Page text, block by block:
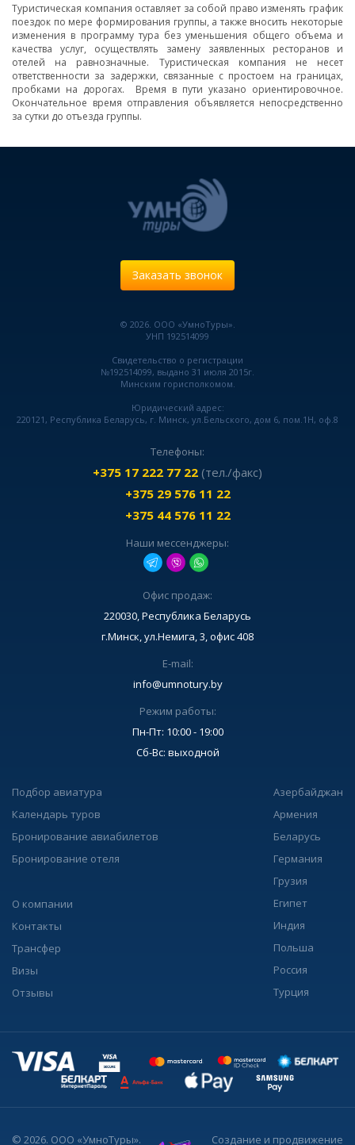
Туристическая компания оставляет за собой право изменять график
поездок по мере формирования группы, а также вносить некоторые
изменения в программу тура без уменьшения общего объема и
качества услуг, осуществлять замену заявленных ресторанов и
отелей на равнозначные. Туристическая компания не несет
ответственности за задержки, связанные с простоем на границах,
пробками на дорогах. Время в пути указано ориентировочное.
Окончательное время отправления объявляется непосредственно
за сутки до отъезда группы.
Заказать звонок
© 2026. ООО «УмноТуры».
УНП 192514099
Свидетельство о регистрации
№192514099, выдано 31 июля 2015г.
Минским горисполкомом.
Юридический адрес:
220121, Республика Беларусь, г. Минск, ул.Бельского, дом 6, пом.1Н, оф.8
Телефоны:
+375 17 222 77 22 (тел./факс)
+375 29 576 11 22
+375 44 576 11 22
Наши мессенджеры:
Офис продаж:
220030, Республика Беларусь
г.Минск, ул.Немига, 3, офис 408
E-mail:
info@umnotury.by
Режим работы:
Пн-Пт: 10:00 - 19:00
Сб-Вс: выходной
Подбор авиатура
Календарь туров
Бронирование авиабилетов
Бронирование отеля
О компании
Контакты
Трансфер
Визы
Отзывы
Азербайджан
Армения
Беларусь
Германия
Грузия
Египет
Индия
Польша
Россия
Турция
© 2026. ООО «УмноТуры». Создание и продвижение